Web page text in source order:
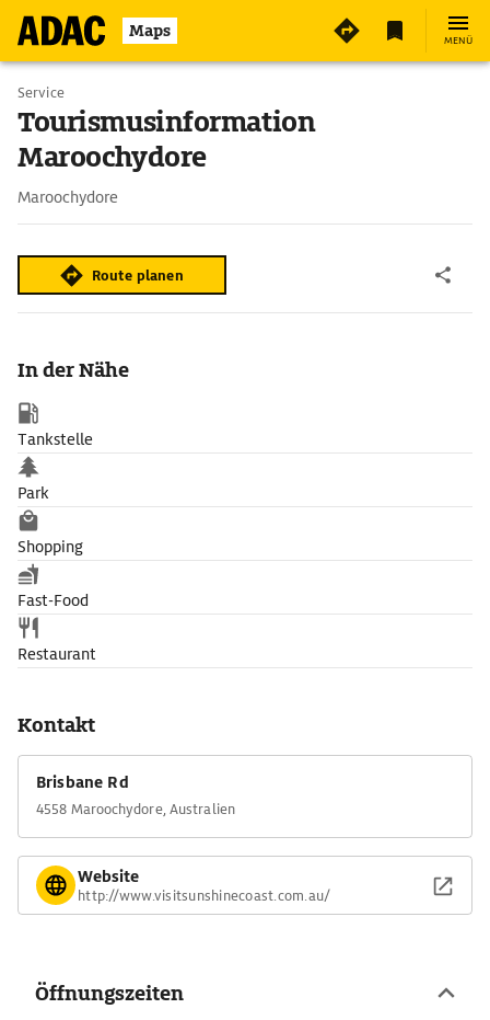
Maps MENÜ
Service
Tourismusinformation
Maroochydore
Maroochydore
Route planen
In der Nähe
Tankstelle
Park
Shopping
Fast-Food
Restaurant
Kontakt
Brisbane Rd
4558 Maroochydore, Australien
Website
http://www.visitsunshinecoast.com.au/
Öffnungszeiten